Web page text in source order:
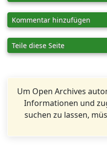
Kommentar hinzufügen
Teile diese Seite
Um Open Archives
Informationen und
suchen zu lassen,